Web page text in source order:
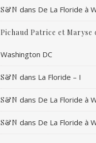
S&N dans De La Floride à
Pichaud Patrice et Maryse
Washington DC
S&N dans La Floride – I
S&N dans De La Floride à
S&N dans De La Floride à